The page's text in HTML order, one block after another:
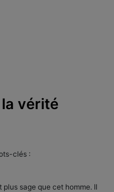
vérité
clés :
sage que cet homme. Il